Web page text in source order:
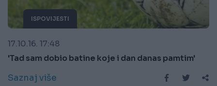
ISPOVIJESTI
17.10.16. 17:48
'Tad sam dobio batine koje i dan danas pamtim'
Saznaj više